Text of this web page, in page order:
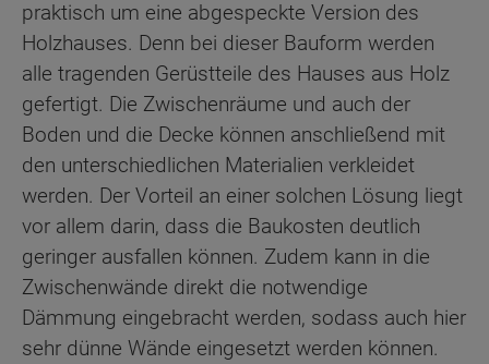
praktisch um eine abgespeckte Version des
Holzhauses. Denn bei dieser Bauform werden
alle tragenden Gerüstteile des Hauses aus Holz
gefertigt. Die Zwischenräume und auch der
Boden und die Decke können anschließend mit
den unterschiedlichen Materialien verkleidet
werden. Der Vorteil an einer solchen Lösung liegt
vor allem darin, dass die Baukosten deutlich
geringer ausfallen können. Zudem kann in die
Zwischenwände direkt die notwendige
Dämmung eingebracht werden, sodass auch hier
sehr dünne Wände eingesetzt werden können.